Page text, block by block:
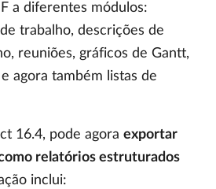
a diferentes módulos:
trabalho, descrições de
reuniões, gráficos de Gantt,
agora também listas de
16.4, pode agora exportar
relatórios estruturados
inclui: